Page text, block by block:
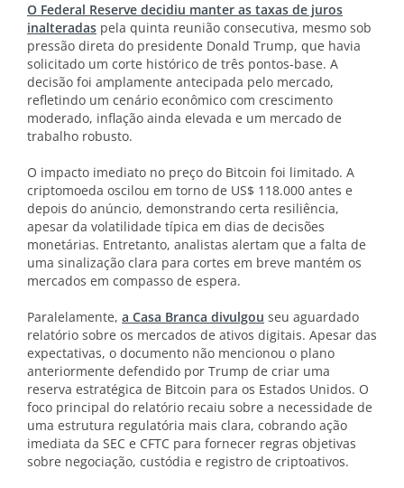
O Federal Reserve decidiu manter as taxas de juros
inalteradas pela quinta reunião consecutiva, mesmo sob
pressão direta do presidente Donald Trump, que havia
solicitado um corte histórico de três pontos-base. A
decisão foi amplamente antecipada pelo mercado,
refletindo um cenário econômico com crescimento
moderado, inflação ainda elevada e um mercado de
trabalho robusto.
O impacto imediato no preço do Bitcoin foi limitado. A
criptomoeda oscilou em torno de US$ 118.000 antes e
depois do anúncio, demonstrando certa resiliência,
apesar da volatilidade típica em dias de decisões
monetárias. Entretanto, analistas alertam que a falta de
uma sinalização clara para cortes em breve mantém os
mercados em compasso de espera.
Paralelamente, a Casa Branca divulgou seu aguardado
relatório sobre os mercados de ativos digitais. Apesar das
expectativas, o documento não mencionou o plano
anteriormente defendido por Trump de criar uma
reserva estratégica de Bitcoin para os Estados Unidos. O
foco principal do relatório recaiu sobre a necessidade de
uma estrutura regulatória mais clara, cobrando ação
imediata da SEC e CFTC para fornecer regras objetivas
sobre negociação, custódia e registro de criptoativos.